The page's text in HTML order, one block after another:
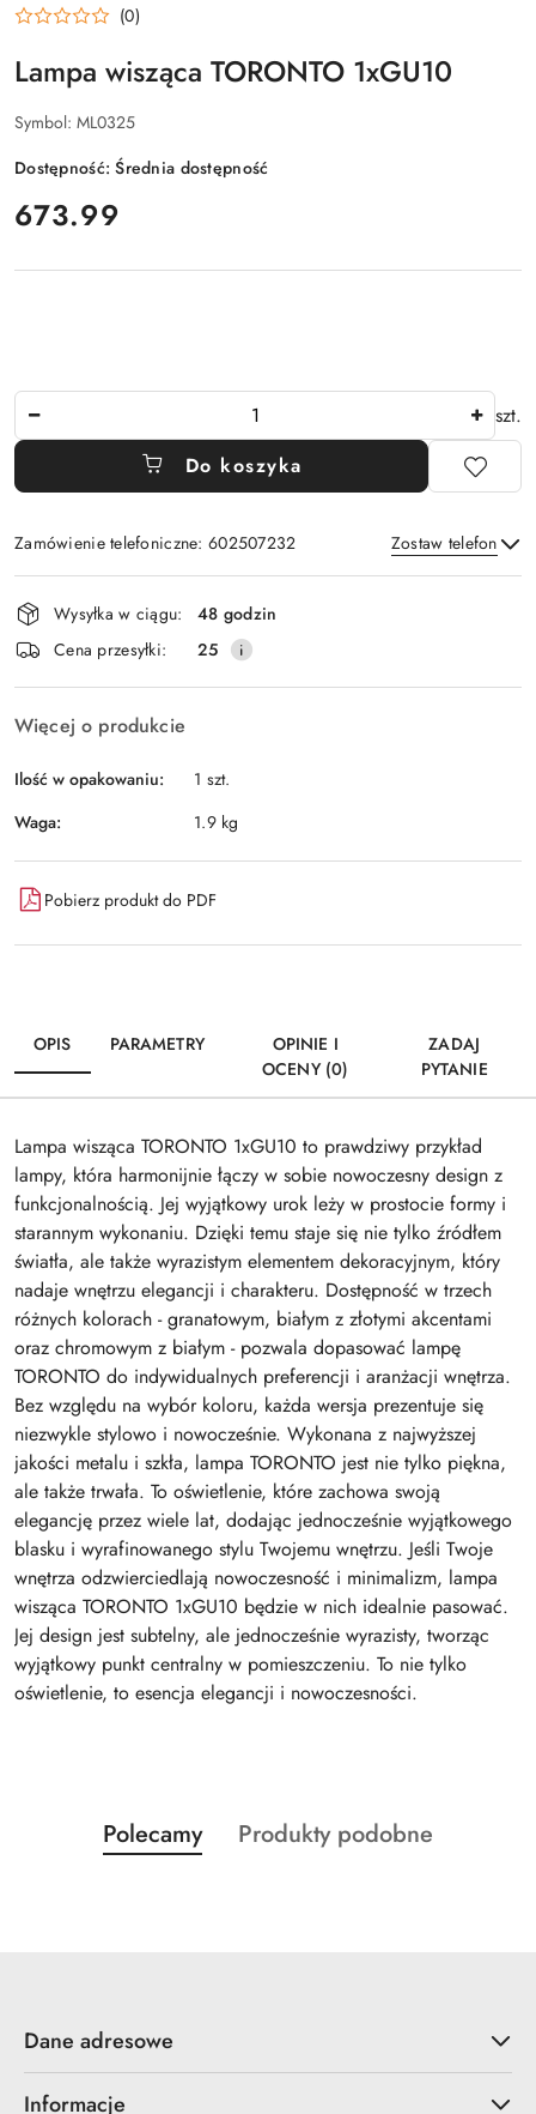
(0)
Lampa wisząca TORONTO 1xGU10
Symbol: ML0325
Dostępność:Średnia dostępność
cena:
673.99
szt.
Do koszyka
Zamówienie telefoniczne: 602507232 Zostaw telefon
Wyślij
Dostępność
i
dostawa
Wysyłka w ciągu:
48 godzin
Cena przesyłki:
25
Więcej o produkcie
Ilość w opakowaniu:
1 szt.
Waga:
1.9 kg
Pobierz produkt do PDF
OPIS PARAMETRY
OPINIE I
OCENY (0)
ZADAJ
PYTANIE
Lampa wisząca TORONTO 1xGU10 to prawdziwy przykład
lampy, która harmonijnie łączy w sobie nowoczesny design z
funkcjonalnością. Jej wyjątkowy urok leży w prostocie formy i
starannym wykonaniu. Dzięki temu staje się nie tylko źródłem
światła, ale także wyrazistym elementem dekoracyjnym, który
nadaje wnętrzu elegancji i charakteru. Dostępność w trzech
różnych kolorach - granatowym, białym z złotymi akcentami
oraz chromowym z białym - pozwala dopasować lampę
TORONTO do indywidualnych preferencji i aranżacji wnętrza.
Bez względu na wybór koloru, każda wersja prezentuje się
niezwykle stylowo i nowocześnie. Wykonana z najwyższej
jakości metalu i szkła, lampa TORONTO jest nie tylko piękna,
ale także trwała. To oświetlenie, które zachowa swoją
elegancję przez wiele lat, dodając jednocześnie wyjątkowego
blasku i wyrafinowanego stylu Twojemu wnętrzu. Jeśli Twoje
wnętrza odzwierciedlają nowoczesność i minimalizm, lampa
wisząca TORONTO 1xGU10 będzie w nich idealnie pasować.
Jej design jest subtelny, ale jednocześnie wyrazisty, tworząc
wyjątkowy punkt centralny w pomieszczeniu. To nie tylko
oświetlenie, to esencja elegancji i nowoczesności.
Pomiń karuzelę produktów
Produkty
o
Polecamy
Produkty
Produkty podobne
Dane adresowe
Informacje